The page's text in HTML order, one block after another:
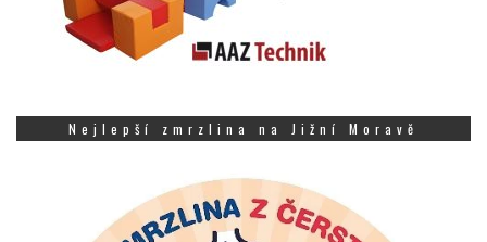
Nejlepší zmrzlina na Jižní Moravě